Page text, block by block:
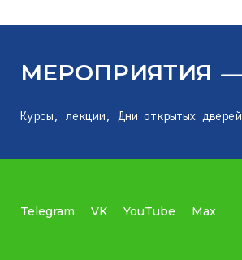
МЕРОПРИЯТИЯ
Курсы, лекции, Дни открытых дверей
Telegram VK YouTube Max